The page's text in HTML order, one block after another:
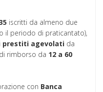
iscritti da almeno due
il periodo di praticantato),
prestiti agevolati da
rimborso da 12 a 60
con Banca